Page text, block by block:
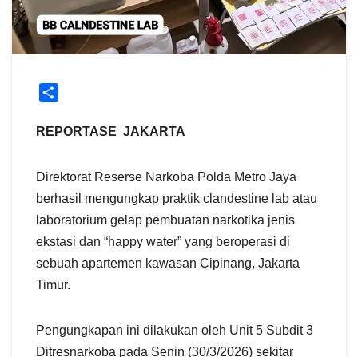
a
e
REPORTASE JAKARTA
Direktorat Reserse Narkoba Polda Metro Jaya
berhasil mengungkap praktik clandestine lab atau
laboratorium gelap pembuatan narkotika jenis
ekstasi dan “happy water” yang beroperasi di
sebuah apartemen kawasan Cipinang, Jakarta
Timur.
Pengungkapan ini dilakukan oleh Unit 5 Subdit 3
Ditresnarkoba pada Senin (30/3/2026) sekitar